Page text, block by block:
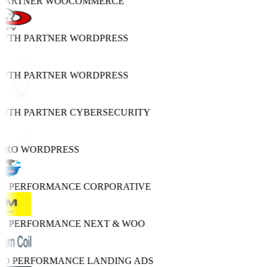
PARTNERWORDPRESS
PARTNERWORDPRESS
PARTNERCYBERSECURITY
WORDPRESS
PERFORMANCECORPORATIVE
PERFORMANCENEXT & WOO
PERFORMANCELANDING ADS